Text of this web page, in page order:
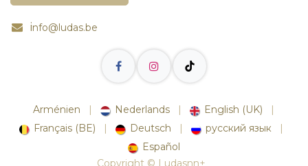
info@ludas.be
Copyright © Ludasnn+
Arménien | Nederlands | English (UK)
|
Français (BE)
| Deutsch | русский язык
|
Español